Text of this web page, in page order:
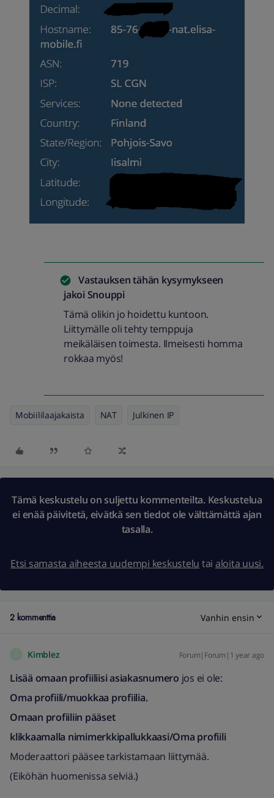
Vastauksen tähän kysymykseen
jakoi Snouppi
Tämä olikin jo hoidettu kuntoon.
Liittymälle oli tehty temppuja
meikäläisen toimesta. Ilmeisesti homma
rokkaa myös!
Mobiililaajakaista NAT Julkinen IP
Tämä keskustelu on suljettu kommenteilta. Keskustelua
ei enää päivitetä, eivätkä sen tiedot ole välttämättä ajan
tasalla.
Etsi samasta aiheesta uudempi keskustelu tai aloita uusi.
2 kommenttia Vanhin ensin
Kimblez Forum|Forum|1 year ago
Lisää omaan profiiliisi asiakasnumero jos ei ole:
Oma profiili/muokkaa profiilia.
Omaan profiiliin pääset
klikkaamalla nimimerkkipallukkaasi/Oma profiili
Moderaattori pääsee tarkistamaan ​​​​​​liittymää.
(Eiköhän huomenissa selviä.)